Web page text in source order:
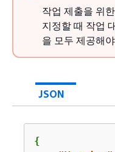
작업 제출을 위
지정할 때 작업
을 모두 제공해
JSON
{